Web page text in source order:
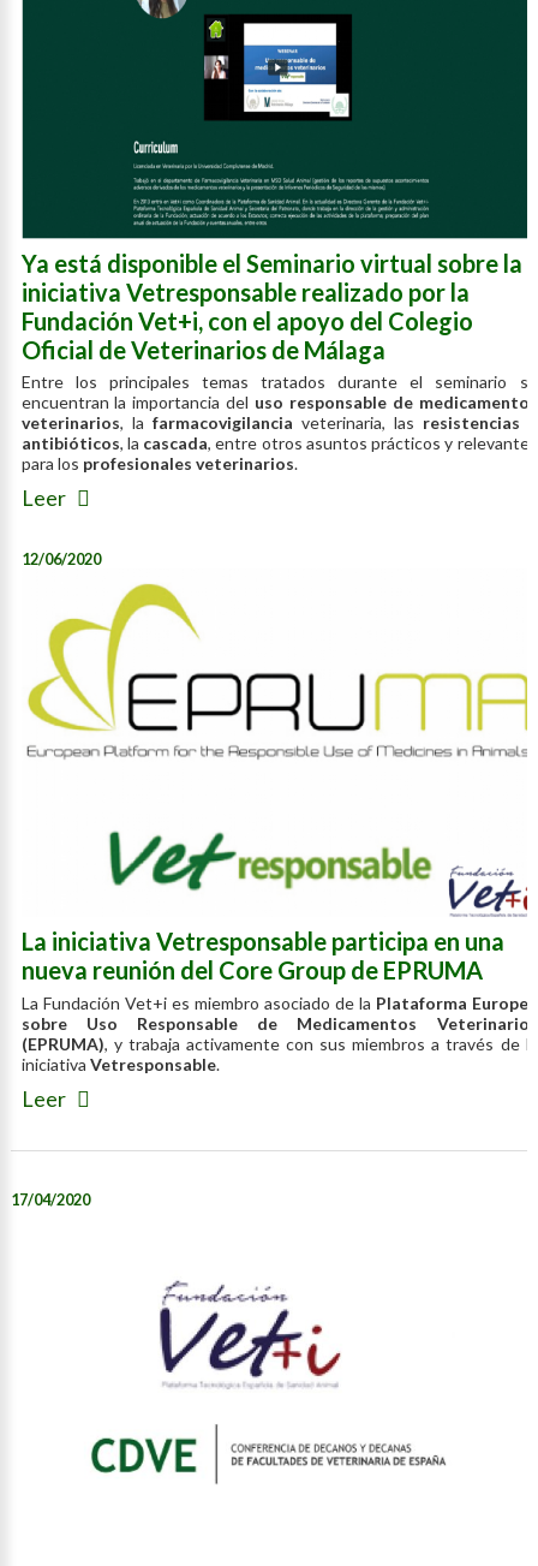
Ya está disponible el Seminario virtual sobre la
iniciativa Vetresponsable realizado por la
Fundación Vet+i, con el apoyo del Colegio
Oficial de Veterinarios de Málaga
Entre los principales temas tratados durante el seminario se
encuentran la importancia del uso responsable de medicamentos
veterinarios, la farmacovigilancia veterinaria, las resistencias a
antibióticos, la cascada, entre otros asuntos prácticos y relevantes
para los profesionales veterinarios.
Leer
12/06/2020
La iniciativa Vetresponsable participa en una
nueva reunión del Core Group de EPRUMA
La Fundación Vet+i es miembro asociado de la Plataforma Europea
sobre Uso Responsable de Medicamentos Veterinarios
(EPRUMA), y trabaja activamente con sus miembros a través de la
iniciativa Vetresponsable.
Leer
17/04/2020